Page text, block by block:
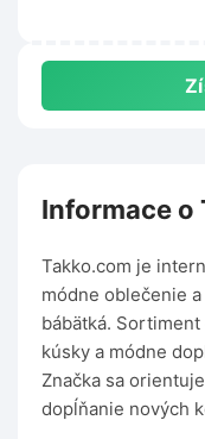
Informace o
Takko.com je
módne oblečenie
bábätká.
kúsky a módne
Značka sa
dopĺňanie nových